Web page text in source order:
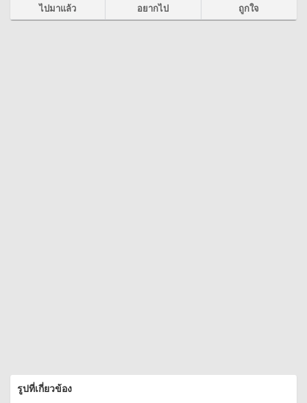
ไปมาแล้ว อยากไป ถูกใจ
รูปที่เกี่ยวข้อง